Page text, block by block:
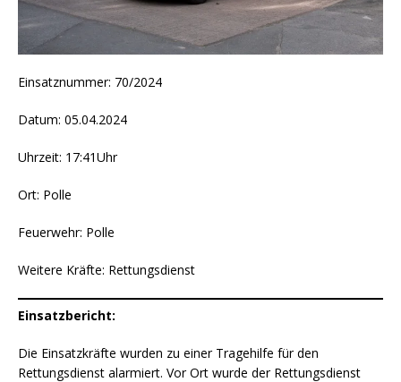
Einsatznummer: 70/2024
Datum: 05.04.2024
Uhrzeit: 17:41Uhr
Ort: Polle
Feuerwehr: Polle
Weitere Kräfte: Rettungsdienst
Einsatzbericht:
Die Einsatzkräfte wurden zu einer Tragehilfe für den
Rettungsdienst alarmiert. Vor Ort wurde der Rettungsdienst